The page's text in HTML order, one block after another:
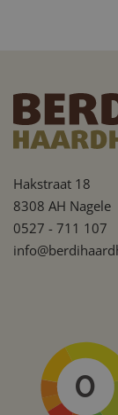
Meer over
Hakstraat 18
8308 AH Nagele
0527 - 711 107